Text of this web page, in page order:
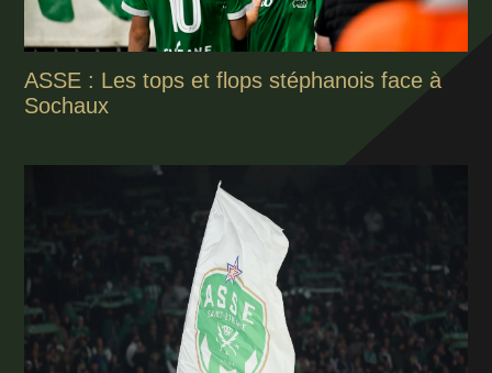
ASSE : Les tops et flops stéphanois face à
Sochaux